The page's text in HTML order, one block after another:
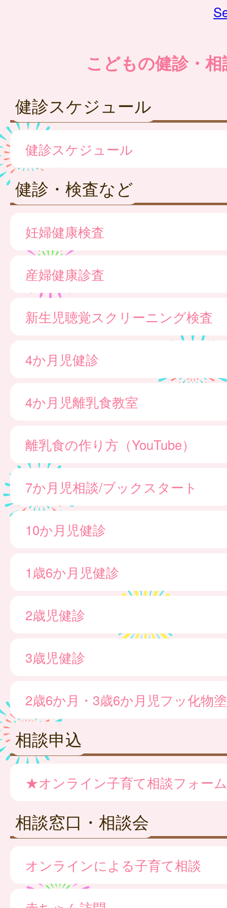
こどもの健診・相
健診スケジュール
健診スケジュール
健診・検査など
妊婦健康検査
産婦健康診査
新生児聴覚スクリーニング検査
4か月児健診
4か月児離乳食教室
離乳食の作り方（YouTube）
7か月児相談/ブックスタート
10か月児健診
1歳6か月児健診
2歳児健診
3歳児健診
2歳6か月・3歳6か月児フッ化物
相談申込
★オンライン子育て相談フォーム
相談窓口・相談会
オンラインによる子育て相談